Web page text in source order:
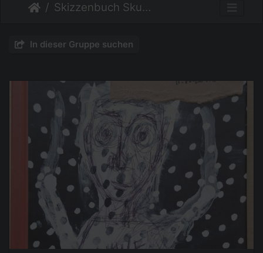
Skizzenbuch Skurril
In dieser Gruppe suchen